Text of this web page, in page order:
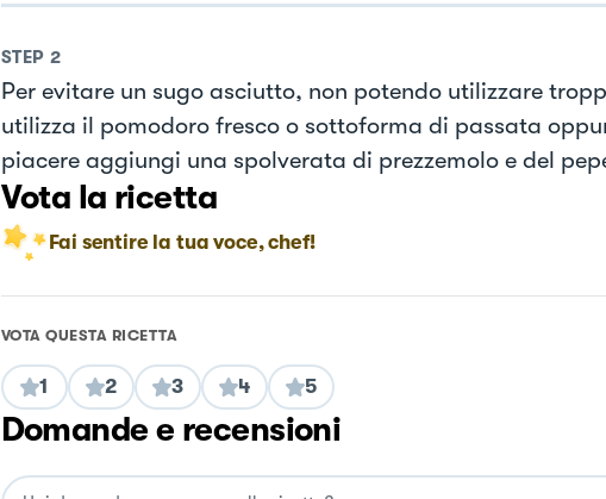
STEP 2
Per evitare un sugo asciutto, non potendo utilizzare
utilizza il pomodoro fresco o sottoforma di passata
piacere aggiungi una spolverata di prezzemolo e del
Vota la ricetta
Fai sentire la tua voce, chef!
VOTA QUESTA RICETTA
1 2 3 4 5
Domande e recensioni